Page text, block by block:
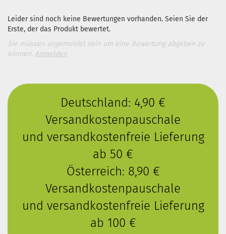
Leider sind noch keine Bewertungen vorhanden. Seien Sie der
Erste, der das Produkt bewertet.
Sie müssen angemeldet sein um eine Bewertung abgeben zu
können. Anmelden
Deutschland: 4,90 €
Versandkostenpauschale
und versandkostenfreie Lieferung
ab 50 €
Österreich: 8,90 €
Versandkostenpauschale
und versandkostenfreie Lieferung
ab 100 €